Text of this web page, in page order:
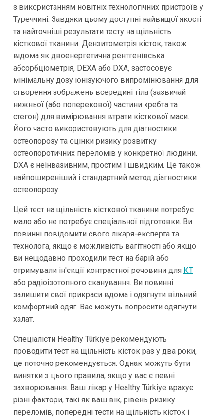
з використанням новітніх технологічних пристроїв у
Туреччині. Завдяки цьому доступні найвищої якості
та найточніші результати тесту на щільність
кісткової тканини. Дензитометрія кісток, також
відома як двоенергетична рентгенівська
абсорбціометрія, DEXA або DXA, застосовує
мінімальну дозу іонізуючого випромінювання для
створення зображень всередині тіла (зазвичай
нижньої (або поперекової) частини хребта та
стегон) для вимірювання втрати кісткової маси.
Його часто використовують для діагностики
остеопорозу та оцінки ризику розвитку
остеопоротичних переломів у конкретної людини.
DXA є неінвазивним, простим і швидким. Це також
найпоширеніший і стандартний метод діагностики
остеопорозу.
Цей тест на щільність кісткової тканини потребує
мало або не потребує спеціальної підготовки. Ви
повинні повідомити свого лікаря-експерта та
технолога, якщо є можливість вагітності або якщо
ви нещодавно проходили тест на барій або
отримували ін'єкції контрастної речовини для КТ
або радіоізотопного сканування. Ви повинні
залишити свої прикраси вдома і одягнути вільний
комфортний одяг. Вас можуть попросити одягнути
халат.
Спеціалісти Healthy Türkiye рекомендують
проводити тест на щільність кісток раз у два роки,
це поточно рекомендується. Однак можуть бути
винятки з цього правила, якщо у вас є певні
захворювання. Ваш лікар у Healthy Türkiye врахує
різні фактори, такі як ваш вік, рівень ризику
переломів, попередні тести на щільність кісток і